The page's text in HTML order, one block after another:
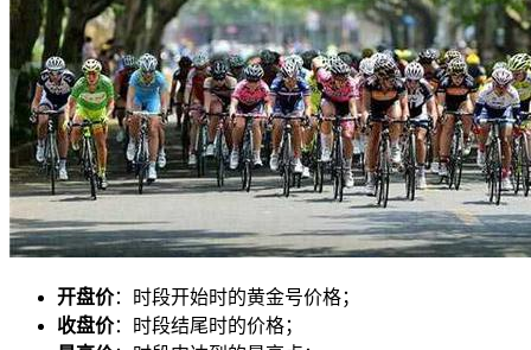
开盘价：时段开始时的黄金号价格；
收盘价：时段结尾时的价格；